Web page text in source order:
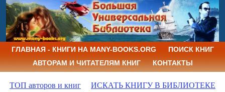
ГЛАВНАЯ - КНИГИ НА MANY-BOOKS.ORG
ПОИСК КНИГ
АВТОРАМ И ЧИТАТЕЛЯМ КНИГ
КОНТАКТЫ
ТОП авторов и книг ИСКАТЬ КНИГУ В БИБЛИОТЕКЕ